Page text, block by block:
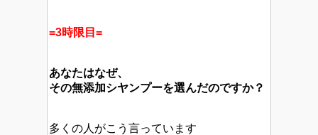
=3時限目=
あなたはなぜ、
その無添加シヤンプーを選んだのですか？
多くの人がこう言っています